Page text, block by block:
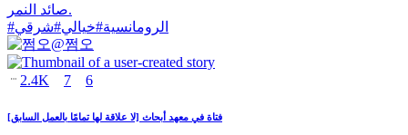
صائد النمر.
#
الرومانسية#خيالي#شرقي
@쩜오
2.4K 7 6
فتاة في معهد أبحاث [لا علاقة لها تمامًا بالعمل السابق]